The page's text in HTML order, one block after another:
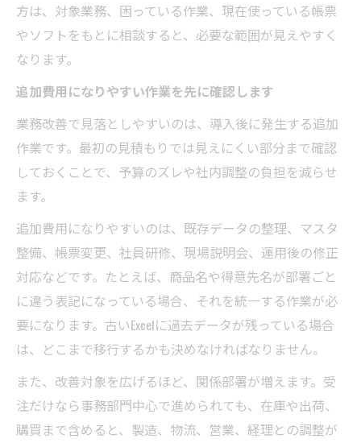
方は、対象業務、困っている作業、現在使っている帳票
やソフトをもとに相談すると、必要な範囲が見えやすく
なります。
追加費用になりやすい作業を先に確認します
業務改善で見落としやすいのは、導入後に発生する追加
作業です。最初の見積もりでは見えにくい部分まで確認
しておくことで、予算のズレや社内調整の負担を減らせ
ます。
追加費用になりやすいのは、既存データの整理、マスタ
整備、帳票変更、社員研修、現場説明会、運用後の修正
対応などです。たとえば、商品名や得意先名が部署ごと
に違う表記になっている場合、それを統一する作業が必
要になります。古いExcelに過去データが残っている場合
は、どこまで移行するかも決めなければなりません。
また、改善対象を広げるほど、関係部署が増えます。受
注だけなら事務部門中心で進められても、在庫や出荷、
購買まで含めると、製造、物流、営業、経理との調整が